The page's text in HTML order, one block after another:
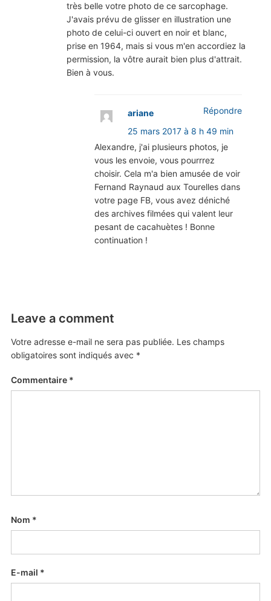
très belle votre photo de ce sarcophage.
J'avais prévu de glisser en illustration une
photo de celui-ci ouvert en noir et blanc,
prise en 1964, mais si vous m'en accordiez la
permission, la vôtre aurait bien plus d'attrait.
Bien à vous.
ariane
25 mars 2017 à 8 h 49 min
Alexandre, j'ai plusieurs photos, je
vous les envoie, vous pourrrez
choisir. Cela m'a bien amusée de voir
Fernand Raynaud aux Tourelles dans
votre page FB, vous avez déniché
des archives filmées qui valent leur
pesant de cacahuètes ! Bonne
continuation !
Répondre
Leave a comment
Votre adresse e-mail ne sera pas publiée. Les champs
obligatoires sont indiqués avec *
Commentaire *
Nom *
E-mail *